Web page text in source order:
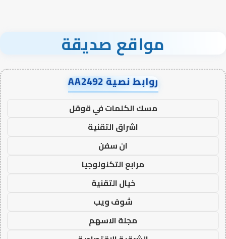
مواقع صديقة
روابط نصية AA2492
مسك الكلمات في قوقل
اشراق التقنية
ان سفن
مرابع التكنولوجيا
خيال التقنية
شوف ويب
مجلة الاسهم